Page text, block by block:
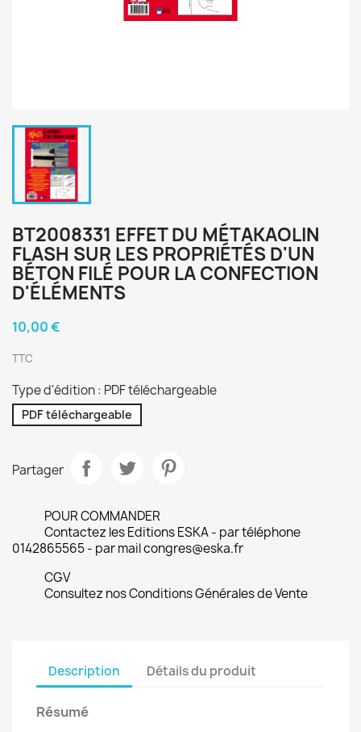
BT2008331 EFFET DU MÉTAKAOLIN
FLASH SUR LES PROPRIÉTÉS D'UN
BÉTON FILÉ POUR LA CONFECTION
D'ÉLÉMENTS
10,00 €
TTC
Type d'édition : PDF téléchargeable
PDF téléchargeable
Partager
POUR COMMANDER
Contactez les Editions ESKA - par téléphone
0142865565 - par mail congres@eska.fr
CGV
Consultez nos Conditions Générales de Vente
Description Détails du produit
Résumé